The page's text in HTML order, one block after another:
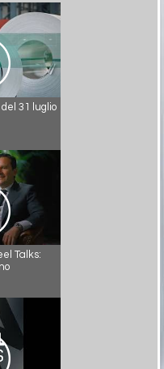
31 luglio
Talks: